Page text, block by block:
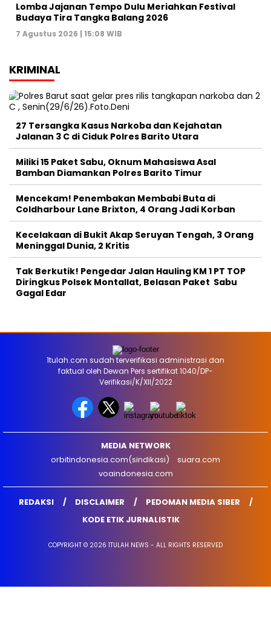
Lomba Jajanan Tempo Dulu Meriahkan Festival
Budaya Tira Tangka Balang 2026
7 Agustus 2026 | 15:08 WIB
KRIMINAL
27 Tersangka Kasus Narkoba dan Kejahatan
Jalanan 3 C di Ciduk Polres Barito Utara
Miliki 15 Paket Sabu, Oknum Mahasiswa Asal
Bamban Diamankan Polres Barito Timur
Mencekam! Penembakan Membabi Buta di
Coldharbour Lane Brixton, 4 Orang Jadi Korban
Kecelakaan di Bukit Akap Seruyan Tengah, 3 Orang
Meninggal Dunia, 2 Kritis
Tak Berkutik! Pengedar Jalan Hauling KM 1 PT TOP
Diringkus Polsek Montallat, Belasan Paket Sabu
Gagal Edar
1tulah.com sudah terverifikasi administrasi dan
faktual oleh Dewan Pers sertifikat 1040/DP-
Verifikasi/K/XII/2022
MEDIA NETWORK
orbitindonesia.com(sindikasi)
suara.com
voaindonesia.com
REDAKSI DISCLAIMER
PEDOMAN MEDIA SIBER
KODE ETIK JURNALISTIK
COPYRIGHT © 2026 1TULAH NEWS - ALL RIGHTS RESERVED